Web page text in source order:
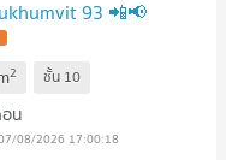
93 📲📢
2 ชั้น 10
น
08/2026 17:00:18